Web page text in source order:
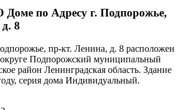
по Адресу г. Подпорожье,
8
пр-кт. Ленина, д. 8 расположен
Подпорожский муниципальный
район Ленинградская область. Здание
серия дома Индивидуальный.